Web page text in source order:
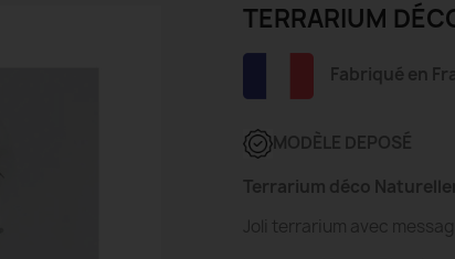
TERRARIUM
Fabriqué en
MODÈLE DEPOSÉ
Terrarium déco
Joli terrarium avec